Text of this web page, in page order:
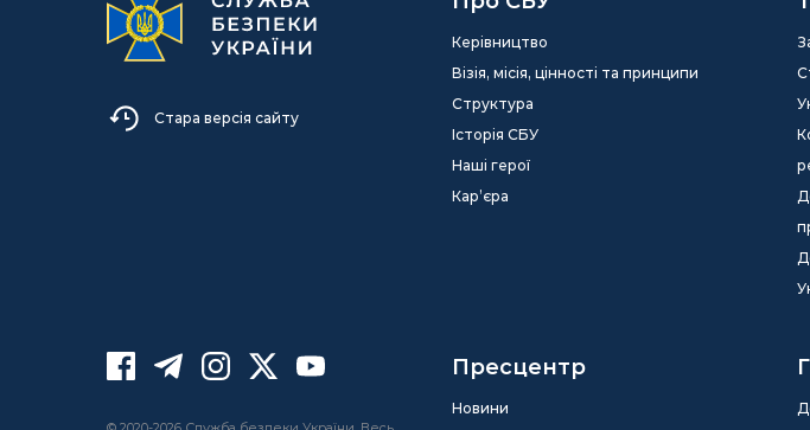
Стара версія сайту
Керівництво
Візія, місія, цінності та принципи
Структура
Історія СБУ
Наші герої
Кар’єра
Пресцентр
Новини